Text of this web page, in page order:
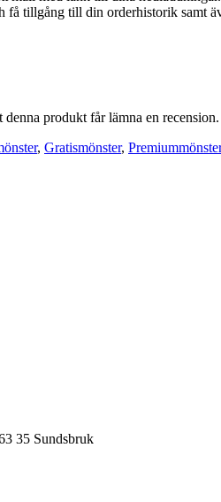
få tillgång till din orderhistorik samt
produkt får lämna en recension.
, Gratismönster, Premiummönster
35 Sundsbruk